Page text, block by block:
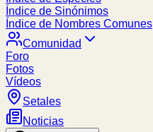
Índice de Sinónimos
Índice de Nombres Comunes
Comunidad
Foro
Fotos
Vídeos
Setales
Noticias